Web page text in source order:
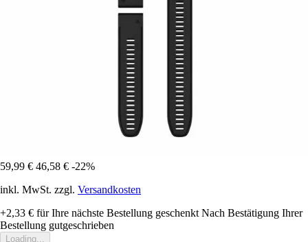
59,99 € 46,58 € -22%
inkl. MwSt. zzgl. Versandkosten
+2,33 € für Ihre nächste Bestellung geschenkt Nach Bestätigung Ihrer
Bestellung gutgeschrieben
Loading...